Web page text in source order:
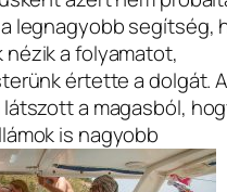
legnagyobb segítség,
a folyamatot,
értette a dolgát.
a magasból,
is nagyobb